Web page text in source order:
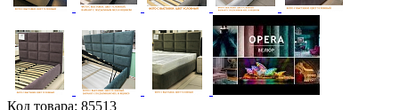
Код товара: 85513